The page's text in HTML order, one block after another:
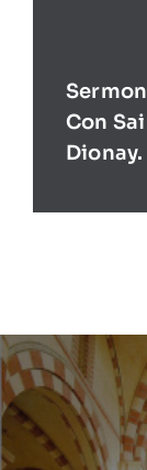
Con
Dionay.